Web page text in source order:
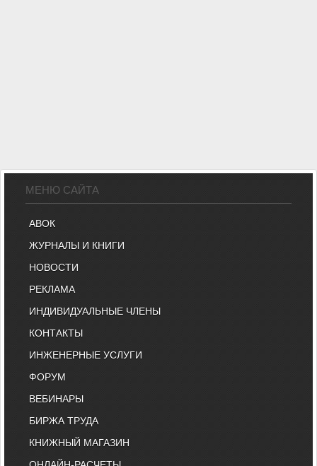
МЕНЮ САЙТА
АВОК
ЖУРНАЛЫ И КНИГИ
НОВОСТИ
РЕКЛАМА
ИНДИВИДУАЛЬНЫЕ ЧЛЕНЫ
КОНТАКТЫ
ИНЖЕНЕРНЫЕ УСЛУГИ
ФОРУМ
ВЕБИНАРЫ
БИРЖА ТРУДА
КНИЖНЫЙ МАГАЗИН